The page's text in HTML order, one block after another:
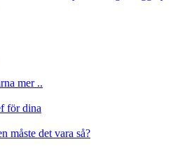
mer ..
för dina
måste det vara så?